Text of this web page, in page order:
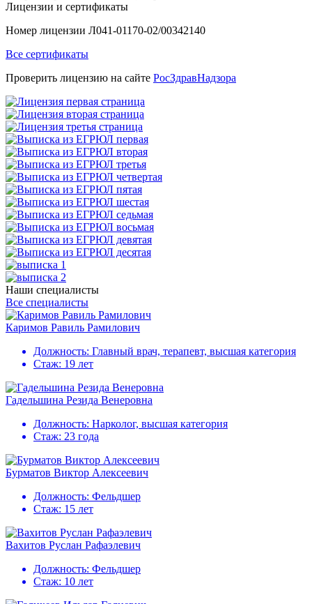
Лицензии и сертификаты
Номер лицензии Л041-01170-02/00342140
Все сертификаты
Проверить лицензию на сайте РосЗдравНадзора
Наши специалисты
Все специалисты
Каримов Равиль Рамилович
Должность: Главный врач, терапевт, высшая категория
Стаж: 19 лет
Гадельшина Резида Венеровна
Должность: Нарколог, высшая категория
Стаж: 23 года
Бурматов Виктор Алексеевич
Должность: Фельдшер
Стаж: 15 лет
Вахитов Руслан Рафаэлевич
Должность: Фельдшер
Стаж: 10 лет